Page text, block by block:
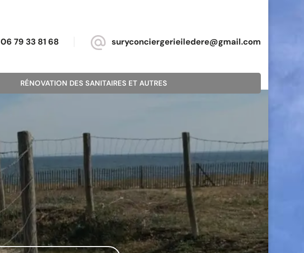
06 79 33 81 68 suryconciergerieiledere@gmail.com
RÉNOVATION DES SANITAIRES ET AUTRES